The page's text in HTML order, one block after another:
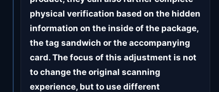
physical verification based on the hidden
information on the inside of the package,
the tag sandwich or the accompanying
card. The focus of this adjustment is not
to change the original scanning
experience, but to use different